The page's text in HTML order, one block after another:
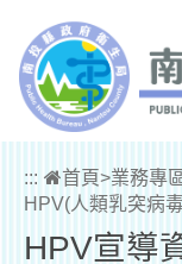
::: 首頁>業務專
HPV(人類乳突病
HPV宣導